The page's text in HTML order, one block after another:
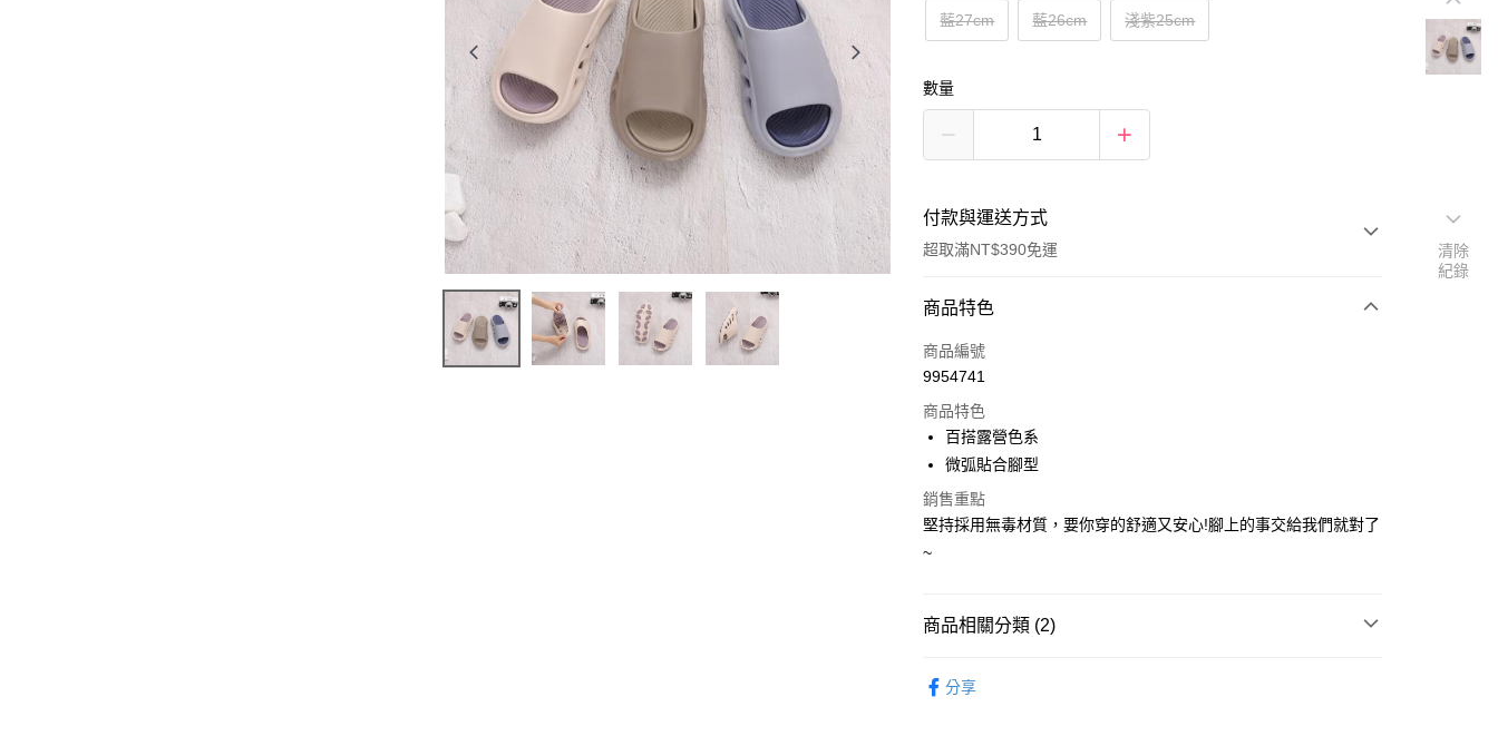
藍27cm 藍26cm 淺紫25cm
數量
付款與運送方式
超取滿NT$390免運
付款方式
POYA支付
超商取貨付款
LINE Pay
Apple Pay
街口支付
Google Pay
AFTEE先享後付
商品特色
商品編號
9954741
商品特色
百搭露營色系
微弧貼合腳型
銷售重點
堅持採用無毒材質，要你穿的舒適又安心!腳上的事交給我們就對了
~
商品相關分類 (2)
分享
清除
紀錄